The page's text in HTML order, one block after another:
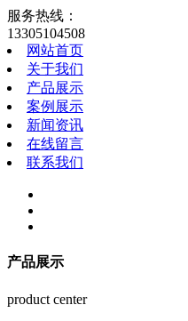
服务热线：
13305104508
网站首页
关于我们
产品展示
案例展示
新闻资讯
在线留言
联系我们
产品展示
product center